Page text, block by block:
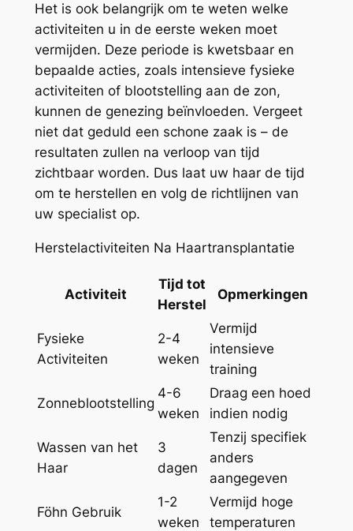
Het is ook belangrijk om te weten welke
activiteiten u in de eerste weken moet
vermijden. Deze periode is kwetsbaar en
bepaalde acties, zoals intensieve fysieke
activiteiten of blootstelling aan de zon,
kunnen de genezing beïnvloeden. Vergeet
niet dat geduld een schone zaak is – de
resultaten zullen na verloop van tijd
zichtbaar worden. Dus laat uw haar de tijd
om te herstellen en volg de richtlijnen van
uw specialist op.
Herstelactiviteiten Na Haartransplantatie
Activiteit
Tijd tot
Herstel
Opmerkingen
Fysieke
Activiteiten
2-4
weken
Vermijd
intensieve
training
Zonneblootstelling
4-6
weken
Draag een hoed
indien nodig
Wassen van het
Haar
3
dagen
Tenzij specifiek
anders
aangegeven
Föhn Gebruik
1-2
weken
Vermijd hoge
temperaturen